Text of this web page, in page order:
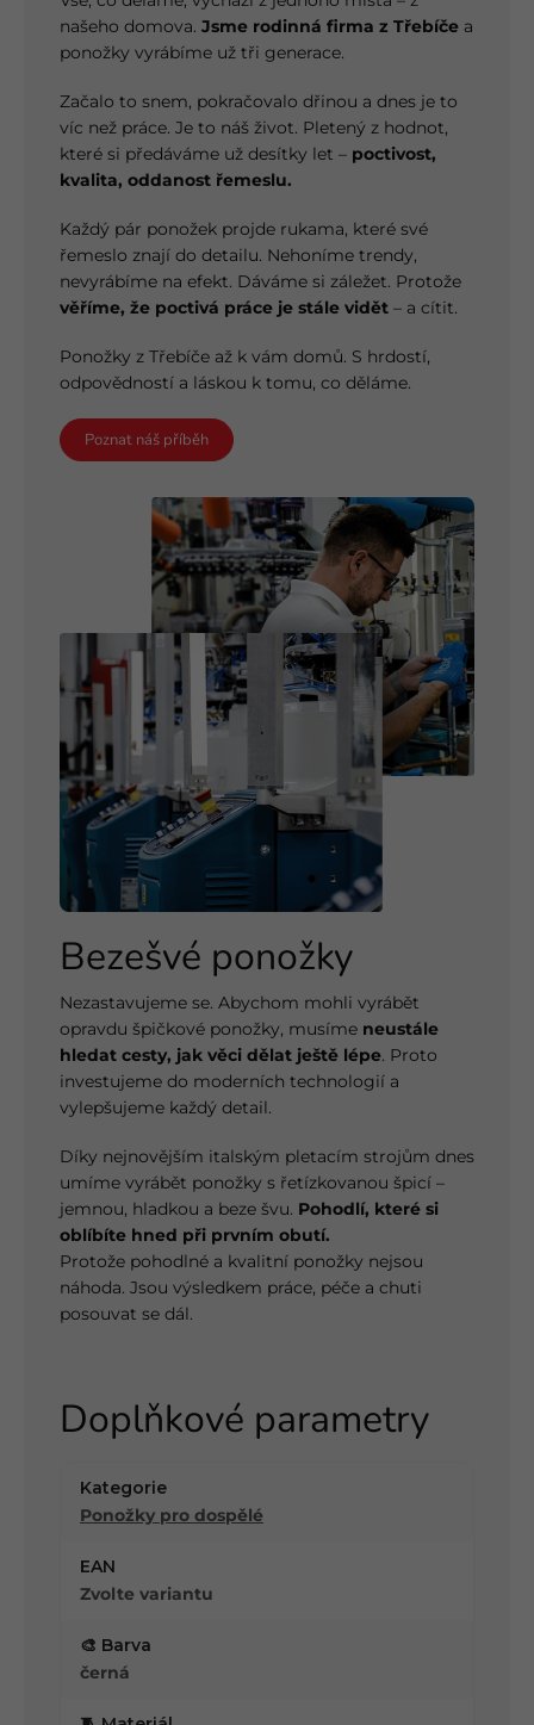
našeho domova. Jsme rodinná firma z Třebíče a
ponožky vyrábíme už tři generace.
Začalo to snem, pokračovalo dřinou a dnes je to
víc než práce. Je to náš život. Pletený z hodnot,
které si předáváme už desítky let – poctivost,
kvalita, oddanost řemeslu.
Každý pár ponožek projde rukama, které své
řemeslo znají do detailu. Nehoníme trendy,
nevyrábíme na efekt. Dáváme si záležet. Protože
věříme, že poctivá práce je stále vidět – a cítit.
Ponožky z Třebíče až k vám domů. S hrdostí,
odpovědností a láskou k tomu, co děláme.
Poznat náš příběh
Bezešvé ponožky
Nezastavujeme se. Abychom mohli vyrábět
opravdu špičkové ponožky, musíme neustále
hledat cesty, jak věci dělat ještě lépe. Proto
investujeme do moderních technologií a
vylepšujeme každý detail.
Díky nejnovějším italským pletacím strojům dnes
umíme vyrábět ponožky s řetízkovanou špicí –
jemnou, hladkou a beze švu. Pohodlí, které si
oblíbíte hned při prvním obutí.
Protože pohodlné a kvalitní ponožky nejsou
náhoda. Jsou výsledkem práce, péče a chuti
posouvat se dál.
Doplňkové parametry
Kategorie
Ponožky pro dospělé
EAN
Zvolte variantu
🎨 Barva
černá